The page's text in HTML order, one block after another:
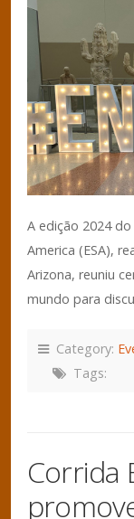
A edição 2024
America (ESA),
Arizona, reuniu
mundo para
Category:
Tags:
Corrida